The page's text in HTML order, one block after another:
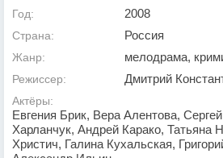
Год: 2008
Страна: Россия
Жанр: мелодрама,
Режиссер: Дмитрий
Актёры:
Евгения Брик, Вера Алентова,
Харланчук, Андрей Карако, Татьяна
Христич, Галина Кухальская,